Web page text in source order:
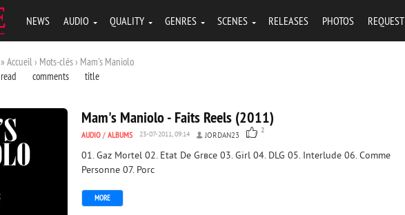
NEWS AUDIO QUALITY GENRES SCENES RELEASES PHOTOS REQUEST
» Accueil › Mots-clés › Mam's Maniolo
read comments title
Mam's Maniolo - Faits Reels (2011)
AUDIO / ALBUMS 23-07-2011, 09:14 JORDAN23
2
01. Gaz Mortel 02. Etat De Grвce 03. Girl 04. DLG 05. Interlude 06. Comme
Personne 07. Porc
MORE